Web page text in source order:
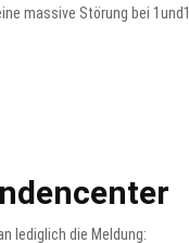
massive Störung bei 1und1
lediglich die Meldung: